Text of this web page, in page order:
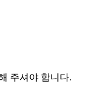
주셔야 합니다.